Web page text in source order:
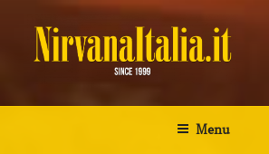
contenuto
NIRVANA ITALIA
Menu